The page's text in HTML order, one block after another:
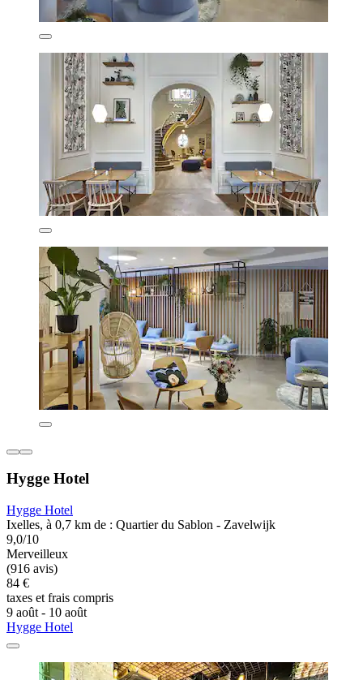
Hygge Hotel
Hygge Hotel
Ixelles, à 0,7 km de : Quartier du Sablon - Zavelwijk
9,0/10
Merveilleux
(916 avis)
84 €
taxes et frais compris
9 août - 10 août
Hygge Hotel